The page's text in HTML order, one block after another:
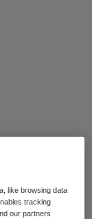
heeft
ethisch
de
like browsing data
tracking
our partners